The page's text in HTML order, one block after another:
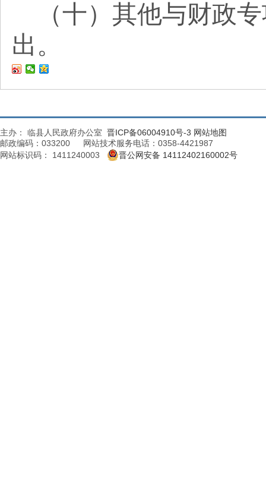
（十）其他与财政
出。
主办： 临县人民政府办公室 晋ICP备06004910号-3 网站地图
邮政编码：033200 网站技术服务电话：0358-4421987
网站标识码： 1411240003
晋公网安备 14112402160002号